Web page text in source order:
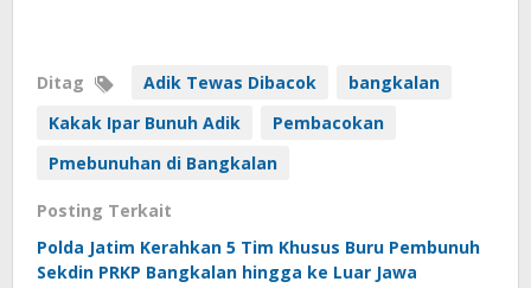
Ditag Adik Tewas Dibacok
bangkalan
Kakak Ipar Bunuh Adik
Pembacokan
Pmebunuhan di Bangkalan
Posting Terkait
Polda Jatim Kerahkan 5 Tim Khusus Buru Pembunuh
Sekdin PRKP Bangkalan hingga ke Luar Jawa